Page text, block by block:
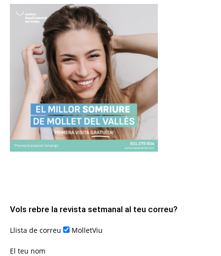
Vols rebre la revista setmanal al teu correu?
Llista de correu MolletViu
El teu nom